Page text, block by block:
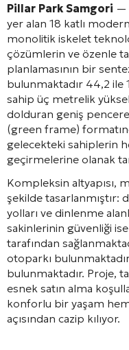
Pillar Park Samgori —
yer alan 18 katlı
monolitik iskelet
çözümlerin ve özenle
planlamasının bir
bulunmaktadır 44,2 ile
sahip üç metrelik
dolduran geniş
(green frame)
gelecekteki sahiplerin
geçirmelerine olanak
Kompleksin altyapısı,
şekilde tasarlanmıştır:
yolları ve dinlenme
sakinlerinin güvenliği
tarafından
otoparkı bulunmaktadır
bulunmaktadır. Proje,
esnek satın alma
konforlu bir yaşam
açısından cazip kılıyor.